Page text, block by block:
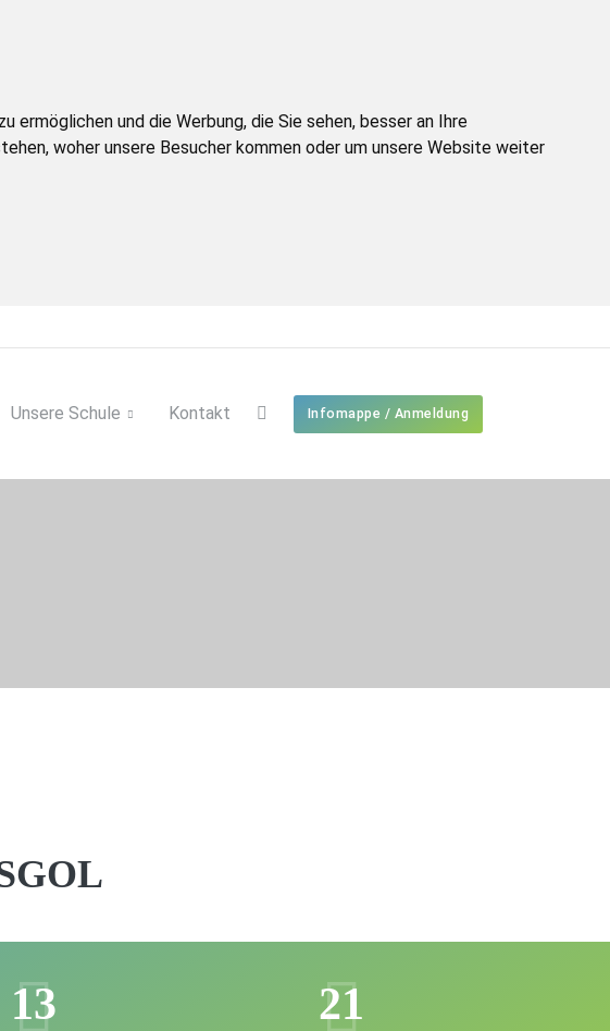
und die Werbung, die Sie sehen, besser an Ihre
woher unsere Besucher kommen oder um unsere Website weiter
Unsere Schule Kontakt Infomappe / Anmeldung
13 21